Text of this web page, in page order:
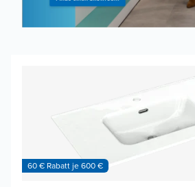
60 € Rabatt je 600 €